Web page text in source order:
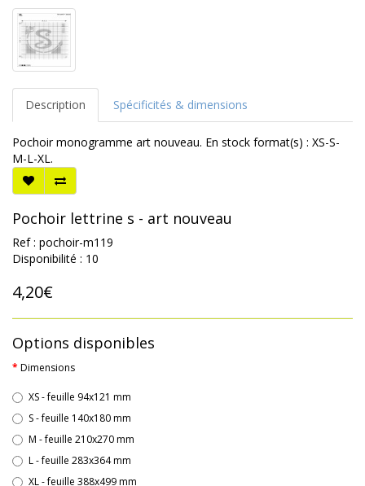
Description Spécificités & dimensions
Pochoir monogramme art nouveau. En stock format(s) : XS-S-
M-L-XL.
Pochoir lettrine s - art nouveau
Ref : pochoir-m119
Disponibilité : 10
4,20€
Options disponibles
Dimensions
XS - feuille 94x121 mm
S - feuille 140x180 mm
M - feuille 210x270 mm
L - feuille 283x364 mm
XL - feuille 388x499 mm